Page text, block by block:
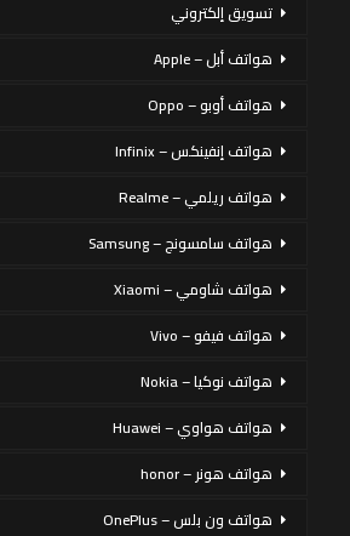
تسويق إلكتروني
هواتف أبل – Apple
هواتف أوبو – Oppo
هواتف إنفينكس – Infinix
هواتف ريلمي – Realme
هواتف سامسونج – Samsung
هواتف شاومي – Xiaomi
هواتف فيفو – Vivo
هواتف نوكيا – Nokia
هواتف هواوي – Huawei
هواتف هونر – honor
هواتف ون بلس – OnePlus